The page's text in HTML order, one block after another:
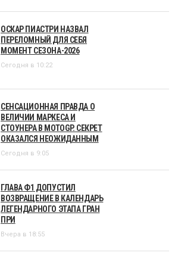
ОСКАР ПИАСТРИ НАЗВАЛ
ПЕРЕЛОМНЫЙ ДЛЯ СЕБЯ
МОМЕНТ СЕЗОНА-2026
Сегодня в 10:22
СЕНСАЦИОННАЯ ПРАВДА О
ВЕЛИЧИИ МАРКЕСА И
СТОУНЕРА В MOTOGP. СЕКРЕТ
ОКАЗАЛСЯ НЕОЖИДАННЫМ
Сегодня в 9:05
ГЛАВА Ф1 ДОПУСТИЛ
ВОЗВРАЩЕНИЕ В КАЛЕНДАРЬ
ЛЕГЕНДАРНОГО ЭТАПА ГРАН
ПРИ
Вчера в 18:55